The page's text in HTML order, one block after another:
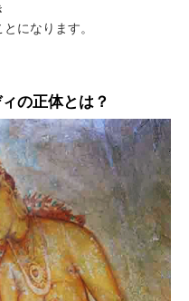
になります。
の正体とは？